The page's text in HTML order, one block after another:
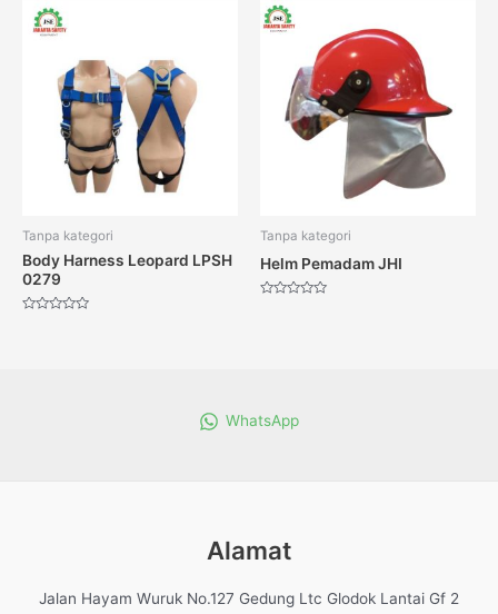
Tanpa kategori
Body Harness Leopard LPSH
0279
Tanpa kategori
Helm Pemadam JHI
WhatsApp
Alamat
Jalan Hayam Wuruk No.127 Gedung Ltc Glodok Lantai Gf 2